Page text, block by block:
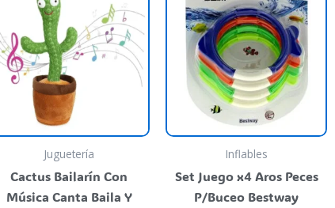
Juguetería
Cactus Bailarín Con
Música Canta Baila Y
Inflables
Set Juego x4 Aros Peces
P/Buceo Bestway